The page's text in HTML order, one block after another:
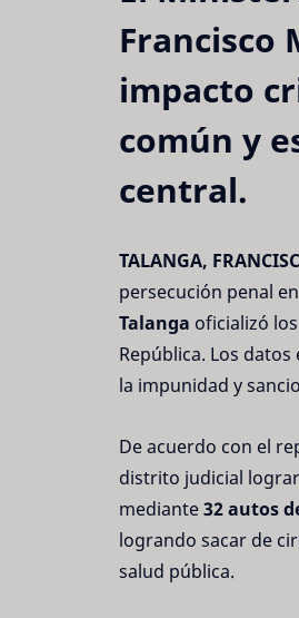
Francisco
impacto
común y
central.
TALANGA,
persecución penal
Talanga oficializó
República. Los
la impunidad y
De acuerdo con el
distrito judicial
mediante32 autos
logrando sacar de
salud pública.